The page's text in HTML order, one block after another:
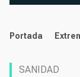
noticias
Portada
SANIDAD